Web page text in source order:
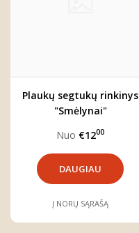
Plaukų segtukų rinkinys
"Smėlynai"
Nuo €1200
DAUGIAU
Į NORŲ SĄRAŠĄ